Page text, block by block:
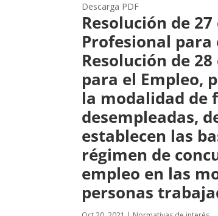
Descarga PDF
Resolución de
Profesional para
Resolución de
para el Empleo,
la modalidad de
desempleadas,
establecen las
régimen de
empleo en las
personas